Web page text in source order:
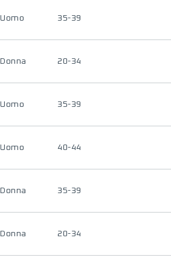
Uomo 35-39
Donna 20-34
Uomo 35-39
Uomo 40-44
Donna 35-39
Donna 20-34